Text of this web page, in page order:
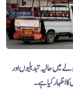
میں حالیہ تبدیلیوں اور
اظہار کیا ہے۔